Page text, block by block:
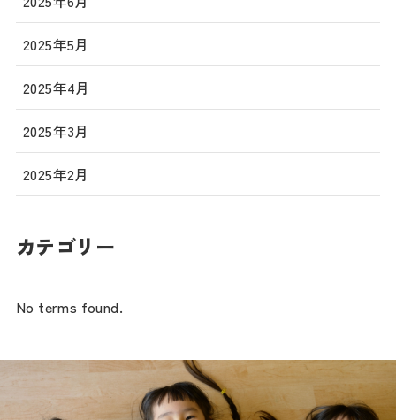
2025年5月
2025年4月
2025年3月
2025年2月
カテゴリー
No terms found.